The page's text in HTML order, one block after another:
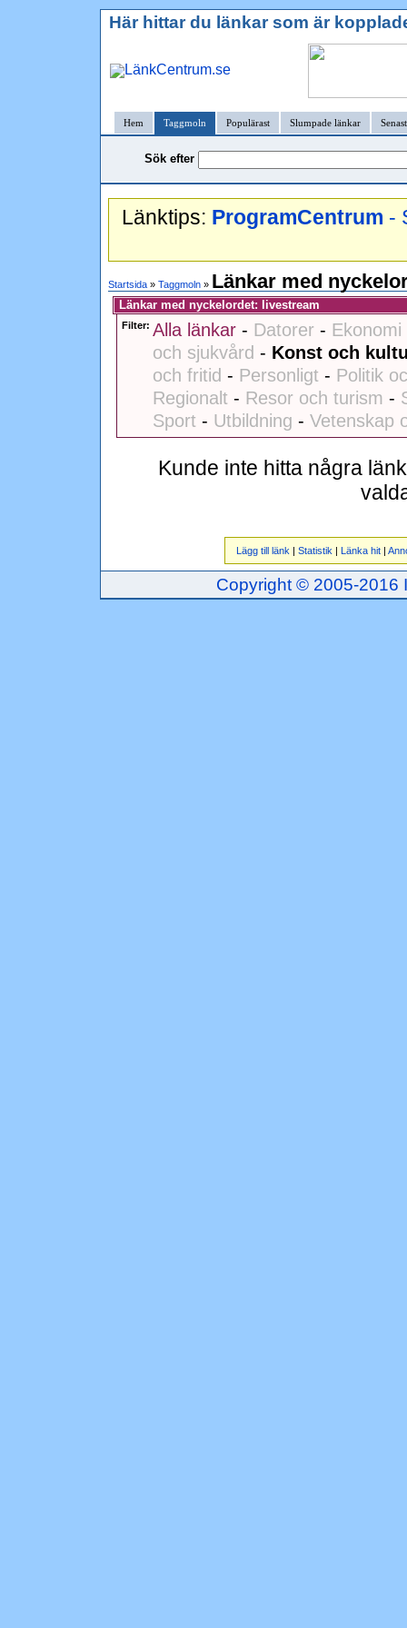
Här hittar du länkar som är
Hem Taggmoln Populärast Slumpade länkar
Sök efter
Länktips: ProgramCentrum -
Startsida » Taggmoln » Länkar med
Länkar med nyckelordet: livestream
Filter: Alla länkar - Datorer -
och sjukvård - Konst och
och fritid - Personligt - Politik
Regionalt - Resor och turism -
Sport - Utbildning - Vetenskap
Kunde inte hitta några
Lägg till länk | Statistik | Länka hit|
Copyright © 2005-2016